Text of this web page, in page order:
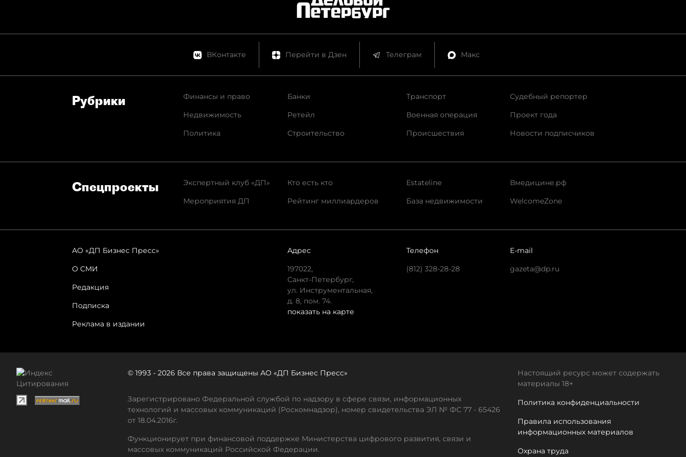
ВКонтакте Перейти в Дзен Телеграм Макс
Рубрики
Финансы и право
Недвижимость
Политика
Банки
Ретейл
Строительство
Транспорт
Военная операция
Происшествия
Судебный репортер
Проект года
Новости подписчиков
Спец­проекты
Экспертный клуб «ДП»
Мероприятия ДП
Кто есть кто
Рейтинг миллиардеров
Estateline
База недвижимости
Вмедицине.рф
WelcomeZone
АО «ДП Бизнес Пресс»
О СМИ
Редакция
Подписка
Реклама в издании
Адрес
197022,
Санкт-Петербург,
ул. Инструментальная,
д. 8, пом. 74.
показать на карте
Телефон
(812) 328-28-28
E-mail
gazeta@dp.ru
© 1993 - 2026 Все права защищены АО «ДП Бизнес Пресс»
Зарегистрировано Федеральной службой по надзору в сфере связи, информационных
технологий и массовых коммуникаций (Роскомнадзор), номер свидетельства ЭЛ № ФС 77 - 65426
от 18.04.2016г.
Функционирует при финансовой поддержке Министерства цифрового развития, связи и
массовых коммуникаций Российской Федерации.
Настоящий ресурс может содержать
материалы 18+
Политика конфиденциальности
Правила использования
информационных материалов
Охрана труда